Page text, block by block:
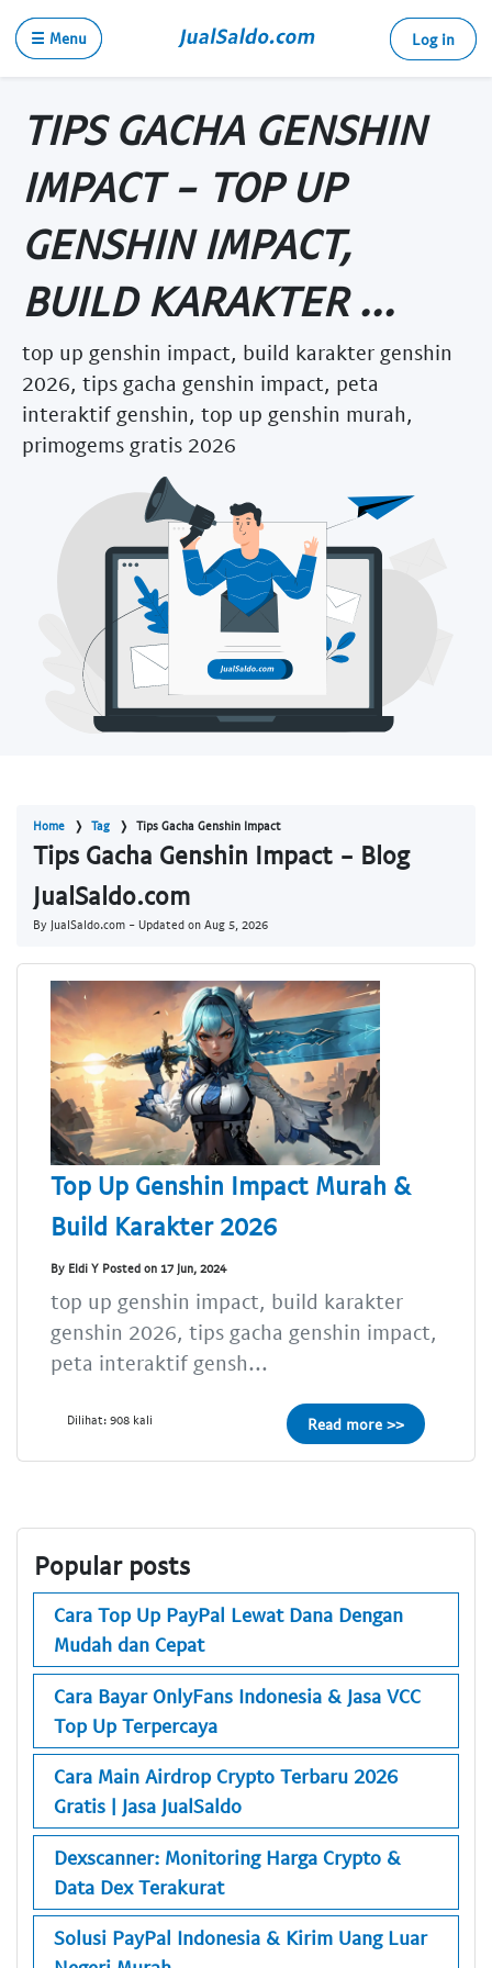
☰ Menu Log in
TIPS GACHA GENSHIN
IMPACT - TOP UP
GENSHIN IMPACT,
BUILD KARAKTER ...
top up genshin impact, build karakter genshin
2026, tips gacha genshin impact, peta
interaktif genshin, top up genshin murah,
primogems gratis 2026
Home Tag Tips Gacha Genshin Impact
Tips Gacha Genshin Impact - Blog
JualSaldo.com
By JualSaldo.com - Updated on Aug 5, 2026
Top Up Genshin Impact Murah &
Build Karakter 2026
By Eldi Y Posted on 17 Jun, 2024
top up genshin impact, build karakter
genshin 2026, tips gacha genshin impact,
peta interaktif gensh...
Dilihat: 908 kali Read more >>
Popular posts
Cara Top Up PayPal Lewat Dana Dengan
Mudah dan Cepat
Cara Bayar OnlyFans Indonesia & Jasa VCC
Top Up Terpercaya
Cara Main Airdrop Crypto Terbaru 2026
Gratis | Jasa JualSaldo
Dexscanner: Monitoring Harga Crypto &
Data Dex Terakurat
Solusi PayPal Indonesia & Kirim Uang Luar